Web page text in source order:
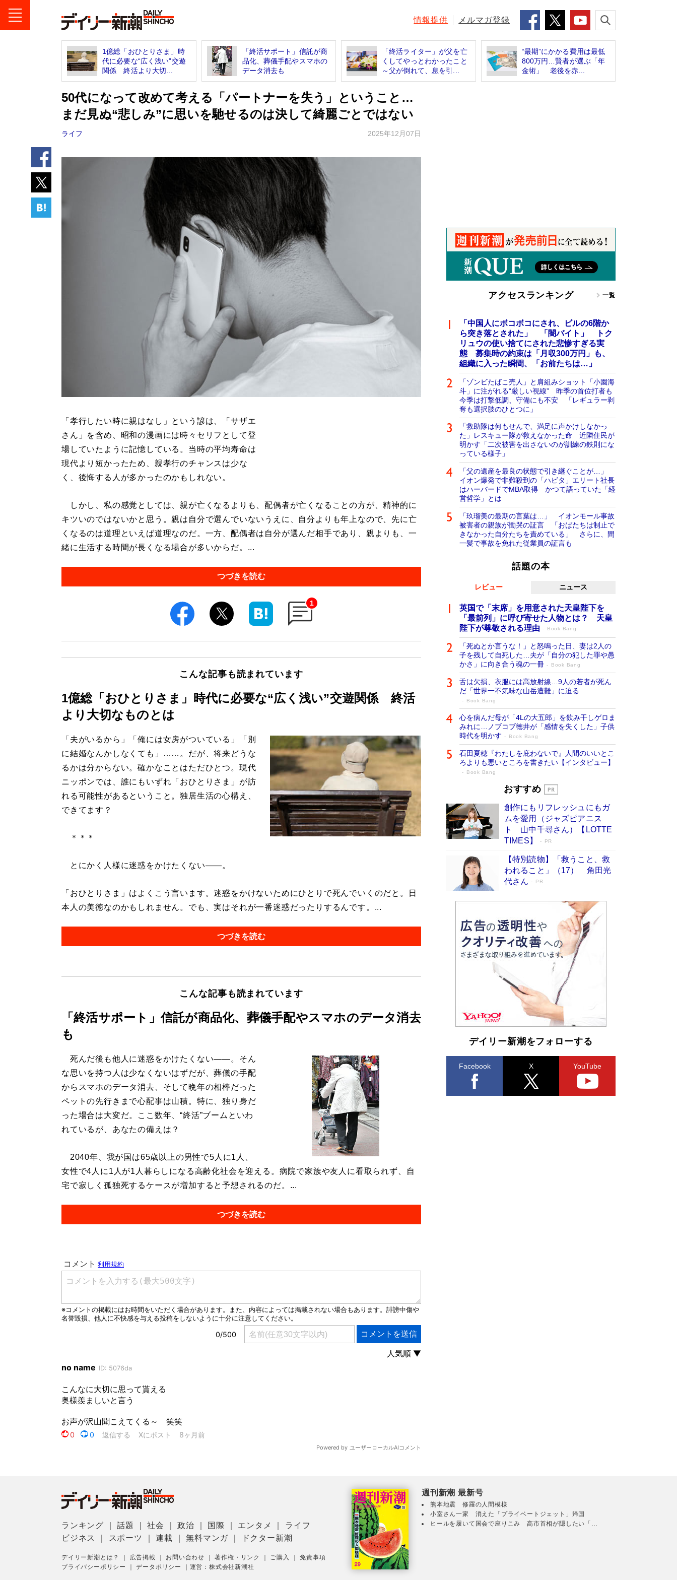
情報提供 メルマガ登録
1億総「おひとりさま」時
代に必要な“広く浅い”交遊
関係 終活より大切...
「終活サポート」信託が商
品化、葬儀手配やスマホの
データ消去も
「終活ライター」が父を亡
くしてやっとわかったこと
～父が倒れて、息を引...
“最期”にかかる費用は最低
800万円…賢者が選ぶ「年
金術」 老後を赤...
50代になって改めて考える「パートナーを失う」ということ…
まだ見ぬ“悲しみ”に思いを馳せるのは決して綺麗ごとではない
ライフ 2025年12月07日
「孝行したい時に親はなし」という諺は、「サザエ
さん」を含め、昭和の漫画には時々セリフとして登
場していたように記憶している。当時の平均寿命は
現代より短かったため、親孝行のチャンスは少な
く、後悔する人が多かったのかもしれない。
しかし、私の感覚としては、親が亡くなるよりも、配偶者が亡くなることの方が、精神的に
キツいのではないかと思う。親は自分で選んでいないうえに、自分よりも年上なので、先に亡
くなるのは道理といえば道理なのだ。一方、配偶者は自分が選んだ相手であり、親よりも、一
緒に生活する時間が長くなる場合が多いからだ。...
つづきを読む
1
こんな記事も読まれています
1億総「おひとりさま」時代に必要な“広く浅い”交遊関係 終活
より大切なものとは
「夫がいるから」「俺には女房がついている」「別
に結婚なんかしなくても」……。だが、将来どうな
るかは分からない。確かなことはただひとつ。現代
ニッポンでは、誰にもいずれ「おひとりさま」が訪
れる可能性があるということ。独居生活の心構え、
できてます？
＊＊＊
とにかく人様に迷惑をかけたくない――。
「おひとりさま」はよくこう言います。迷惑をかけないためにひとりで死んでいくのだと。日
本人の美徳なのかもしれません。でも、実はそれが一番迷惑だったりするんです。...
つづきを読む
こんな記事も読まれています
「終活サポート」信託が商品化、葬儀手配やスマホのデータ消去
も
死んだ後も他人に迷惑をかけたくない――。そん
な思いを持つ人は少なくないはずだが、葬儀の手配
からスマホのデータ消去、そして晩年の相棒だった
ペットの先行きまで心配事は山積。特に、独り身だ
った場合は大変だ。ここ数年、“終活”ブームといわ
れているが、あなたの備えは？
2040年、我が国は65歳以上の男性で5人に1人、
女性で4人に1人が1人暮らしになる高齢化社会を迎える。病院で家族や友人に看取られず、自
宅で寂しく孤独死するケースが増加すると予想されるのだ。...
つづきを読む
アクセスランキング 一覧
「中国人にボコボコにされ、ビルの6階か
ら突き落とされた」 「闇バイト」 トク
リュウの使い捨てにされた悲惨すぎる実
態 募集時の約束は「月収300万円」も、
組織に入った瞬間、「お前たちは…」
「ゾンビたばこ売人」と肩組みショット「小園海
斗」に注がれる“厳しい視線” 昨季の首位打者も
今季は打撃低調、守備にも不安 「レギュラー剥
奪も選択肢のひとつに」
「救助隊は何もせんで、満足に声かけしなかっ
た」レスキュー隊が救えなかった命 近隣住民が
明かす「二次被害を出さないのが訓練の鉄則にな
っている様子」
「父の遺産を最良の状態で引き継ぐことが…」
イオン爆発で非難殺到の「ハビタ」エリート社長
はハーバードでMBA取得 かつて語っていた「経
営哲学」とは
「玖瑠美の最期の言葉は…」 イオンモール事故
被害者の親族が慟哭の証言 「おばたちは制止で
きなかった自分たちを責めている」 さらに、間
一髪で事故を免れた従業員の証言も
話題の本
レビュー ニュース
英国で「末席」を用意された天皇陛下を
「最前列」に呼び寄せた人物とは？ 天皇
陛下が尊敬される理由
Book Bang
「死ぬとか言うな！」と怒鳴った日、妻は2人の
子を残して自死した…夫が「自分の犯した罪や愚
かさ」に向き合う魂の一冊
Book Bang
舌は欠損、衣服には高放射線…9人の若者が死ん
だ「世界一不気味な山岳遭難」に迫る
Book Bang
心を病んだ母が「4Lの大五郎」を飲み干しゲロま
みれに…ノブコブ徳井が「感情を失くした」子供
時代を明かす
Book Bang
石田夏穂『わたしを庇わないで』人間のいいとこ
ろよりも悪いところを書きたい【インタビュー】
Book Bang
73歳でも働くしかない 「老後レス時代」
「なんで？ そんな馬鹿な……」90歳になった作
家・阿刀田高さんが、ひとり暮らしの生活を明か
す
Book Bang
グに『容疑者Xの献身』『白夜行』など代表作が
並ぶ［文庫ベストセラー］
Book Bang
和田秀樹の70代、80代向け新書がベスト3を独
「『火垂るの墓』は、大嘘である」原作者が抱き
続けた“自責の念”とは…「自己憐憫は描きたくな
い」監督が徹底的にこだわったこと（後編） #
戦争の記憶
Book Bang
おすすめ
創作にもリフレッシュにもガ
ムを愛用（ジャズピアニス
ト 山中千尋さん）【LOTTE
TIMES】
PR
【特別読物】「救うこと、救
われること」（17） 角田光
代さん
PR
デイリー新潮をフォローする
Facebook X YouTube
ランキング ｜話題 ｜社会 ｜政治 国際 エンタメ
ライフ
ビジネス
スポーツ ｜連載 ｜無料マンガ ドクター新潮
デイリー新潮とは？ 広告掲載 お問い合わせ ｜著作権・リンク ご購入 ｜免責事項
プライバシーポリシー
｜データポリシー 運営：株式会社新潮社
週刊新潮 最新号
熊本地震 修羅の人間模様
小室さん一家 消えた「プライベートジェット」帰国
ヒールを履いて国会で座りこみ 高市首相が隠したい「...